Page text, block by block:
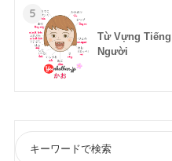
5
Từ Vựng
Người